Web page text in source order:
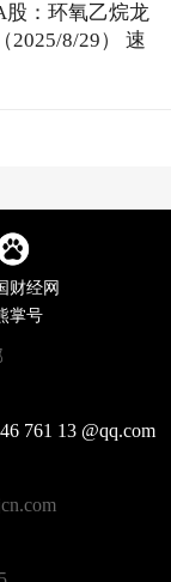
股：环氧乙烷龙
2025/8/29） 速
财经网
掌号
761 13 @qq.com